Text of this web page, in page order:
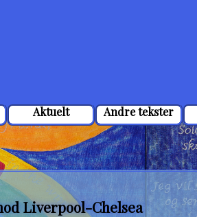
Andre tekster
Aktuelt
Liverpool-Chelsea